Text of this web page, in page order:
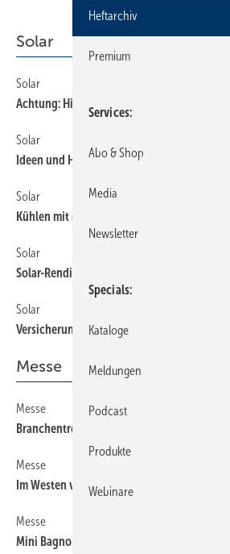
Solar
Solar
Achtung: Hitze und Dampf!
Solar
Ideen und Hilfen fürs Solarmarketing
Solar
Kühlen mit der Sonnenwärme
Solar
Solar-Rendite 2006
Solar
Versicherung gegen steigende Energiepreise
Messe
Messe
Branchentreff in Nürnberg
Messe
Im Westen viel Neues
Messe
Mini Bagno — molto
Heftarchiv
Premium
Services
Abo & Shop
Media
Newsletter
Specials
Kataloge
Meldungen
Podcast
Produkte
Webinare